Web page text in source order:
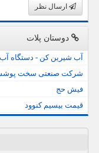
ارسال نظر
دوستان پلات
آب شیرین کن - دستگاه
شرکت صنعتی سخت
فیش حج
قیمت بیسیم کنوود